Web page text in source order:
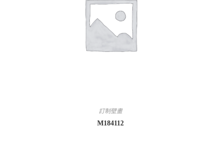
訂制壁畫
M184112